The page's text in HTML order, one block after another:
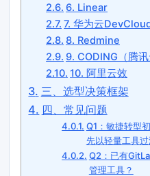
6. Linear
7. 华为云
8. Redmine
9. CODING（腾讯
10. 阿里云效
三、选型决策框架
四、常见问题
Q1：敏捷转型
先以轻量工具过
Q2：已有
管理工具？